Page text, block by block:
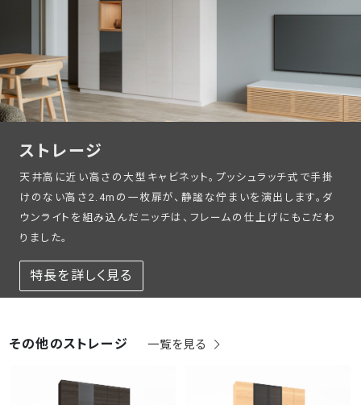
ストレージ
天井高に近い高さの大型キャビネット。プッシュラッチ式で手掛
けのない高さ2.4mの一枚扉が、静謐な佇まいを演出します。ダ
ウンライトを組み込んだニッチは、フレームの仕上げにもこだわ
りました。
特長を詳しく見る
その他のストレージ 一覧を見る